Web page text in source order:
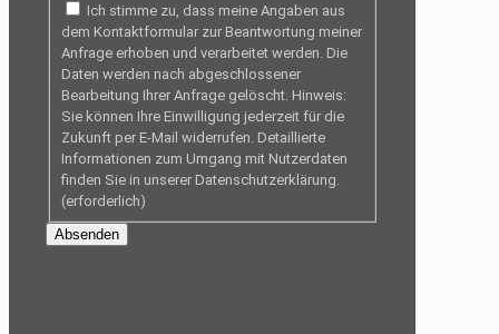
Ich stimme zu, dass meine Angaben aus
dem Kontaktformular zur Beantwortung meiner
Anfrage erhoben und verarbeitet werden. Die
Daten werden nach abgeschlossener
Bearbeitung Ihrer Anfrage gelöscht. Hinweis:
Sie können Ihre Einwilligung jederzeit für die
Zukunft per E-Mail widerrufen. Detaillierte
Informationen zum Umgang mit Nutzerdaten
finden Sie in unserer Datenschutzerklärung.
(erforderlich)